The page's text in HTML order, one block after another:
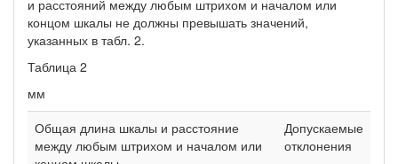
и расстояний между любым штрихом и началом или
концом шкалы не должны превышать значений,
указанных в табл. 2.
Таблица 2
мм
Общая длина шкалы и расстояние
между любым штрихом и началом или
Допускаемые
отклонения